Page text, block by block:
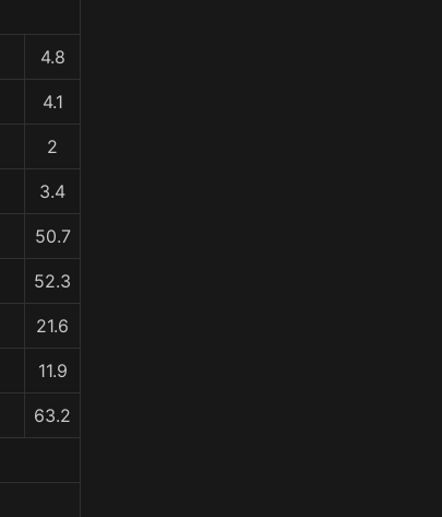
4.8
4.1
2
3.4
50.7
52.3
21.6
11.9
63.2